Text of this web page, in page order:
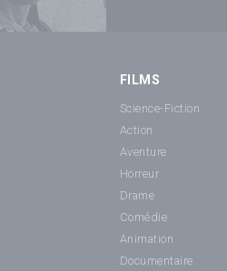
FILMS
Science-Fiction
Action
Aventure
Horreur
Drame
Comédie
Animation
Documentaire